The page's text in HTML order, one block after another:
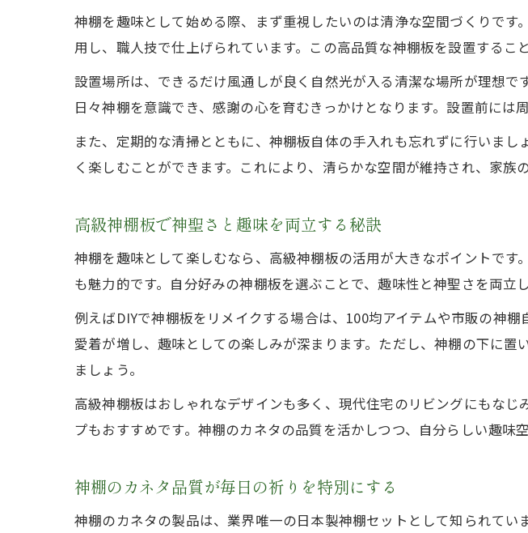
神棚を趣味として始める際、まず重視したいのは清浄な空間づくりで
用し、職人技で仕上げられています。この高品質な神棚板を設置するこ
設置場所は、できるだけ風通しが良く自然光が入る清潔な場所が理想
日々神棚を意識でき、感謝の心を育むきっかけとなります。設置前には
また、定期的な清掃とともに、神棚板自体の手入れも忘れずに行いま
く楽しむことができます。これにより、清らかな空間が維持され、家族
高級神棚板で神聖さと趣味を両立する秘訣
神棚を趣味として楽しむなら、高級神棚板の活用が大きなポイントで
も魅力的です。自分好みの神棚板を選ぶことで、趣味性と神聖さを両立
例えばDIYで神棚板をリメイクする場合は、100均アイテムや市販の神
愛着が増し、趣味としての楽しみが深まります。ただし、神棚の下に
ましょう。
高級神棚板はおしゃれなデザインも多く、現代住宅のリビングにもな
プもおすすめです。神棚のカネタの品質を活かしつつ、自分らしい趣味
神棚のカネタ品質が毎日の祈りを特別にする
神棚のカネタの製品は、業界唯一の日本製神棚セットとして知られてい